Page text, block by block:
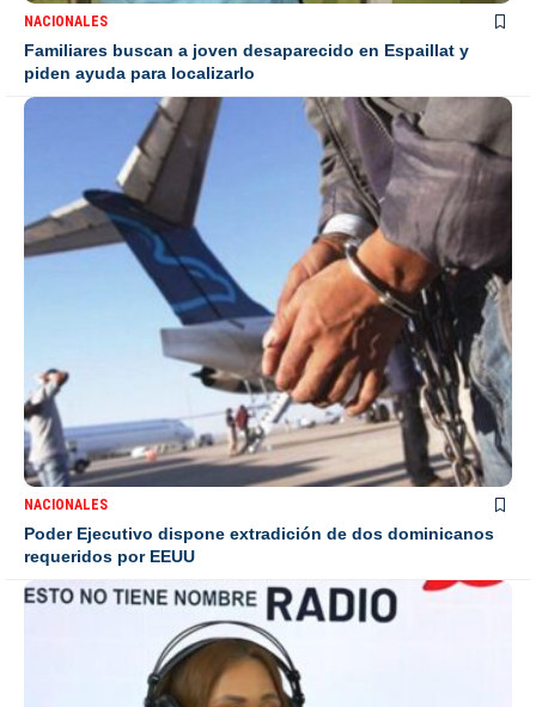
NACIONALES
Familiares buscan a joven desaparecido en Espaillat y
piden ayuda para localizarlo
NACIONALES
Poder Ejecutivo dispone extradición de dos dominicanos
requeridos por EEUU